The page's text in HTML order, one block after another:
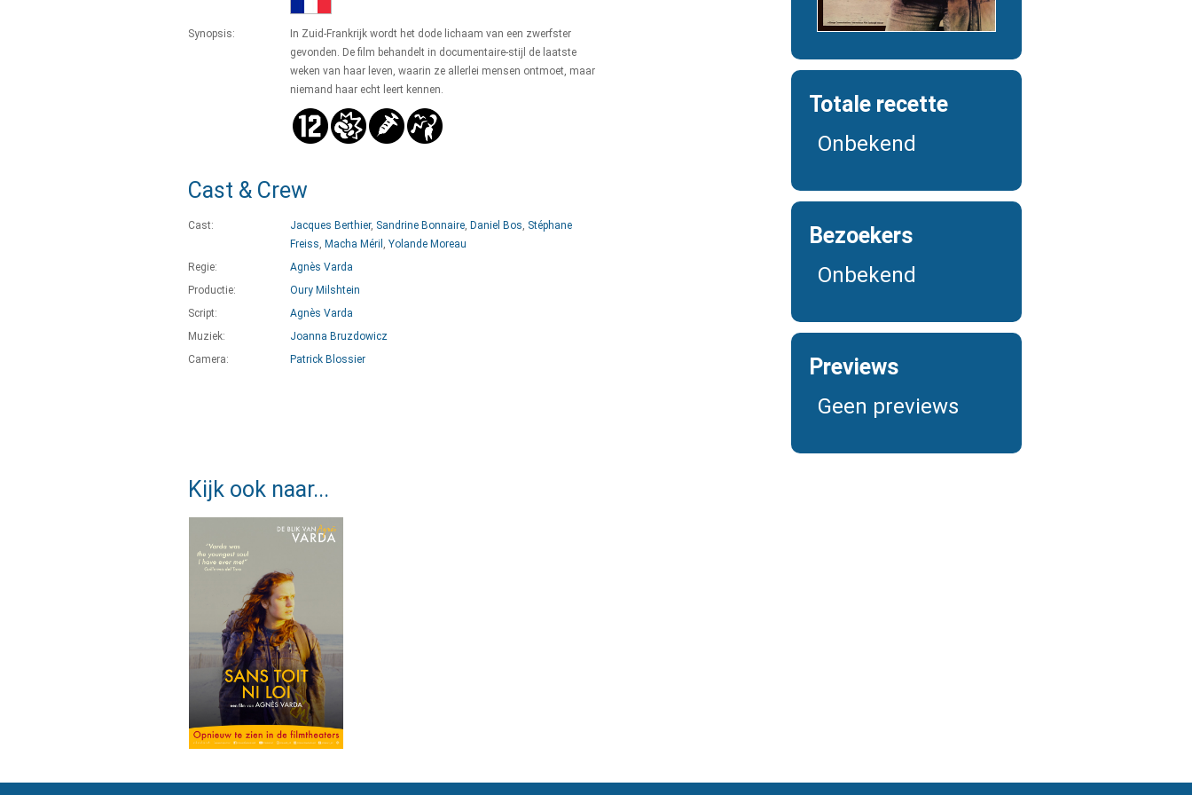
Synopsis:
In Zuid-Frankrijk wordt het dode lichaam van een zwerfster
gevonden. De film behandelt in documentaire-stijl de laatste
weken van haar leven, waarin ze allerlei mensen ontmoet, maar
niemand haar echt leert kennen.
Cast & Crew
Cast: Jacques Berthier, Sandrine Bonnaire, Daniel Bos, Stéphane
Freiss, Macha Méril , Yolande Moreau
Regie:
Agnès Varda
Productie:
Oury Milshtein
Script:
Agnès Varda
Muziek:
Joanna Bruzdowicz
Camera:
Patrick Blossier
Totale recette
Onbekend
Bezoekers
Onbekend
Previews
Geen previews
Kijk ook naar...